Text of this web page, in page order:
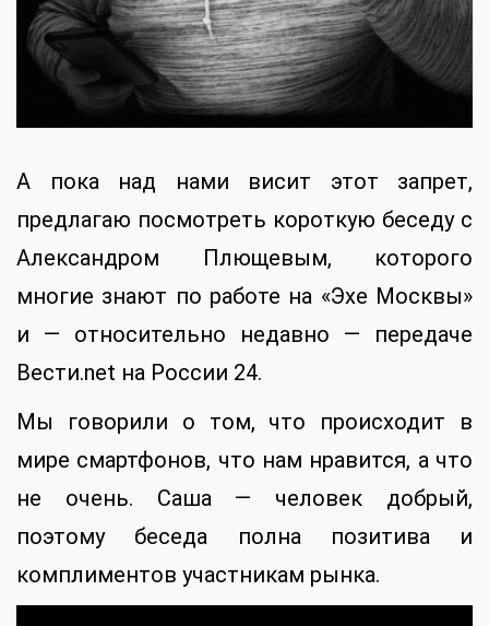
А пока над нами висит этот запрет,
предлагаю посмотреть короткую беседу с
Александром Плющевым, которого
многие знают по работе на «Эхе Москвы»
и — относительно недавно — передаче
Вести.net на России 24.
Мы говорили о том, что происходит в
мире смартфонов, что нам нравится, а что
не очень. Саша — человек добрый,
поэтому беседа полна позитива и
комплиментов участникам рынка.